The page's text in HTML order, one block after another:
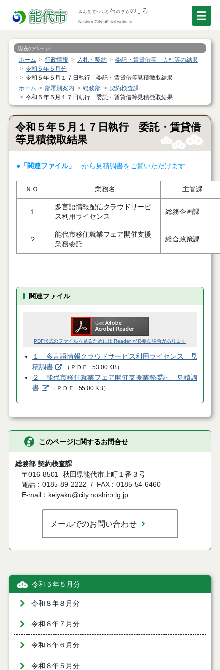
現在のページ
ホーム 行政情報 入札・契約
委託・賃貸借等 入札等の結果
令和５年５月分
令和５年５月１７日執行 委託・賃貸借等見積徴取結果
ホーム
部署別案内 総務部
契約検査課
令和５年５月１７日執行 委託・賃貸借等見積徴取結果
令和５年５月１７日執行 委託・賃貸借
等見積徴取結果
●「関連ファイル」 から見積調書をご覧いただけます
ＮＯ. 業務名 主管課
１
多言語情報配信クラウドサービ
ス利用ライセンス
総務企画課
２
能代市移住就業フェア開催支援
業務委託
総合政策課
関連ファイル
PDF形式のファイルを見るためには Reader が必要な場合があります
１ 多言語情報クラウドサービス利用ライセンス 見
積調書
（ ＰＤＦ 53.00 KB）
２ 能代市移住就業フェア開催支援業務委託 見積調
書
（ ＰＤＦ 55.00 KB）
このページに関するお問合せ
総務部 契約検査課
〒016-8501 秋田県能代市上町１番３号
電話：0185-89-2222
FAX：0185-54-6460
E-mail：keiyaku@city.noshiro.lg.jp
メールでのお問い合わせ
令和５年５月分
令和８年８月分
令和８年７月分
令和８年６月分
令和８年５月分